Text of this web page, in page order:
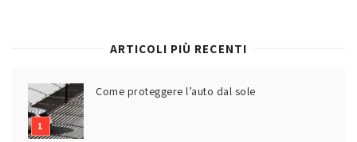
ARTICOLI PIÙ RECENTI
Come proteggere l’auto dal sole